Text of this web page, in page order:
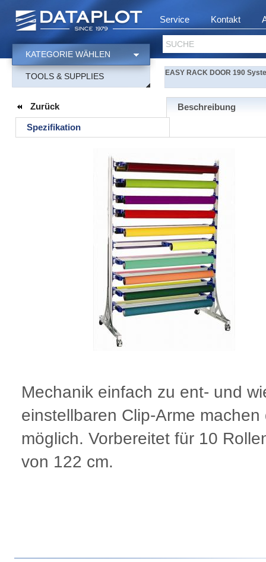
Service Kontakt
SUCHE
KATEGORIE WÄHLEN
TOOLS & SUPPLIES EASY RACK DOOR 190
Zurück Beschreibung
Spezifikation
Mechanik einfach zu ent- und
einstellbaren Clip-Arme
möglich. Vorbereitet für 10
von 122 cm.